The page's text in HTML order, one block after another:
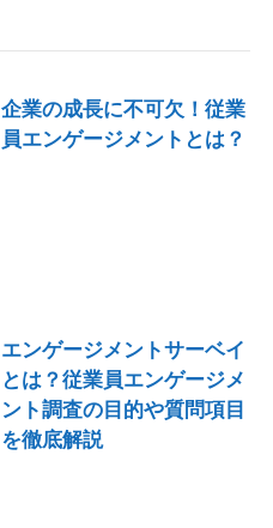
企業の成長に不可欠！従業
員エンゲージメントとは？
エンゲージメントサーベイ
とは？従業員エンゲージメ
ント調査の目的や質問項目
を徹底解説